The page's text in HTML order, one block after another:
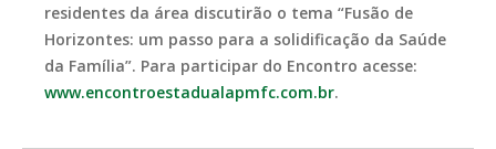
residentes da área discutirão o tema “Fusão de
Horizontes: um passo para a solidificação da Saúde
da Família”. Para participar do Encontro acesse:
www.encontroestadualapmfc.com.br.